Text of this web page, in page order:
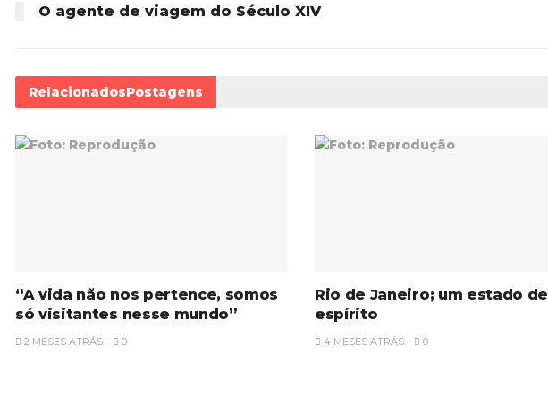
O agente de viagem do Século XIV
RelacionadosPostagens
“A vida não nos pertence, somos
só visitantes nesse mundo”
2 MESES ATRÁS 0
Rio de Janeiro; um estado de
espírito
4 MESES ATRÁS 0